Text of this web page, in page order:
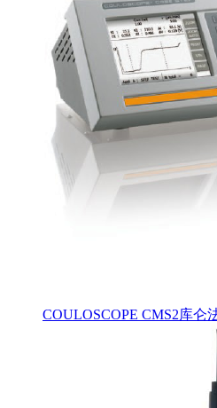
COULOSCOPE CMS2库仑